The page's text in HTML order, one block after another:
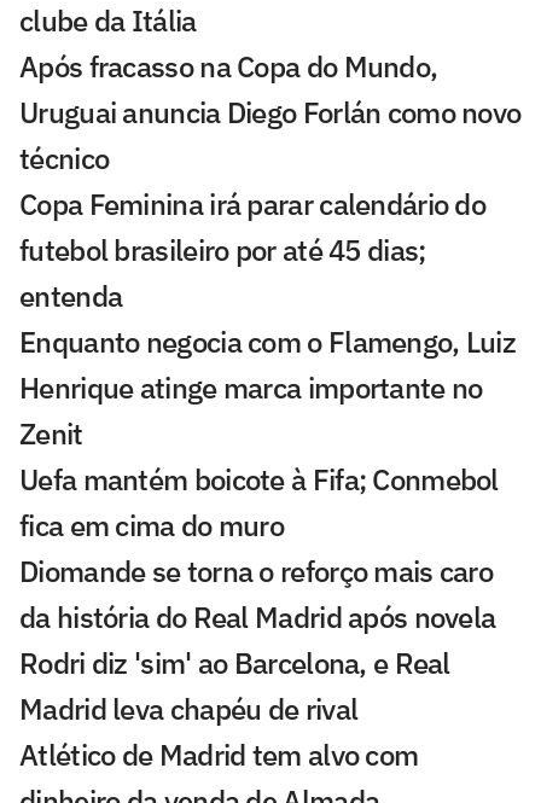
clube da Itália
Após fracasso na Copa do Mundo,
Uruguai anuncia Diego Forlán como novo
técnico
Copa Feminina irá parar calendário do
futebol brasileiro por até 45 dias;
entenda
Enquanto negocia com o Flamengo, Luiz
Henrique atinge marca importante no
Zenit
Uefa mantém boicote à Fifa; Conmebol
fica em cima do muro
Diomande se torna o reforço mais caro
da história do Real Madrid após novela
Rodri diz 'sim' ao Barcelona, e Real
Madrid leva chapéu de rival
Atlético de Madrid tem alvo com